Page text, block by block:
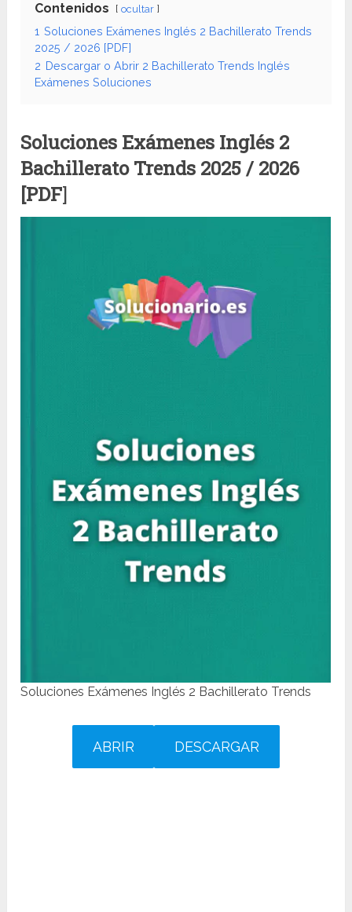
Contenidos ocultar
1 Soluciones Exámenes Inglés 2 Bachillerato Trends
2025 / 2026 [PDF]
2 Descargar o Abrir 2 Bachillerato Trends Inglés
Exámenes Soluciones
Soluciones Exámenes Inglés 2
Bachillerato Trends 2025 / 2026
[PDF]
Soluciones Exámenes Inglés 2 Bachillerato Trends
ABRIR DESCARGAR